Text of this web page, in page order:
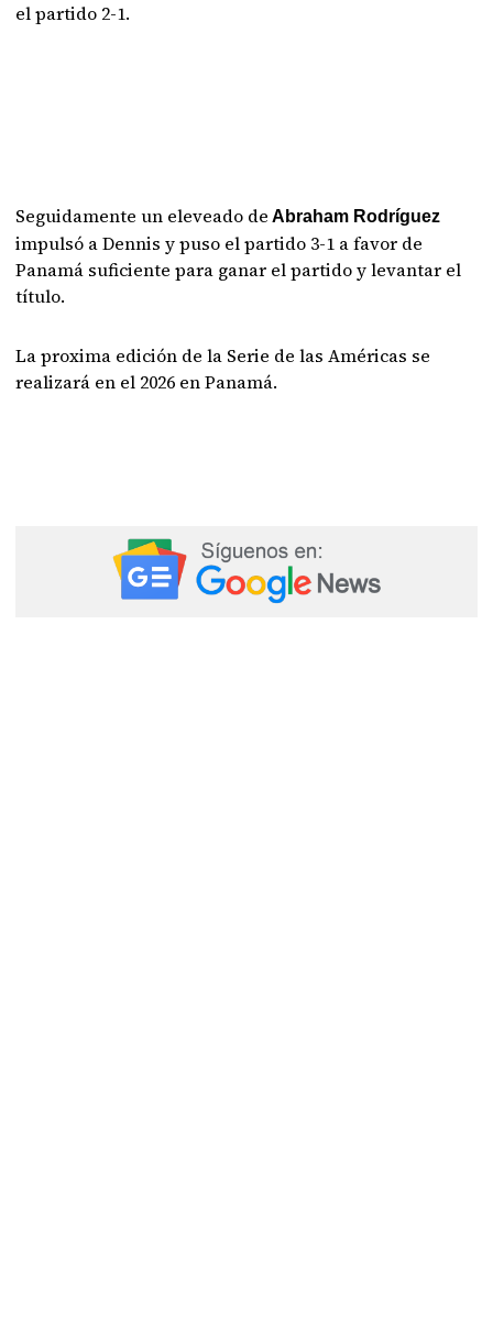
el partido 2-1.
Seguidamente un eleveado de Abraham Rodríguez
impulsó a Dennis y puso el partido 3-1 a favor de
Panamá suficiente para ganar el partido y levantar el
título.
La proxima edición de la Serie de las Américas se
realizará en el 2026 en Panamá.